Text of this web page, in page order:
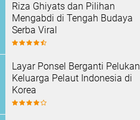
Riza Ghiyats dan Pilihan
Mengabdi di Tengah Budaya
Serba Viral
Layar Ponsel Berganti Pelukan
Keluarga Pelaut Indonesia di
Korea